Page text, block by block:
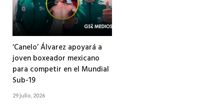
‘Canelo’ Álvarez apoyará a
joven boxeador mexicano
para competir en el Mundial
Sub-19
29 julio, 2026